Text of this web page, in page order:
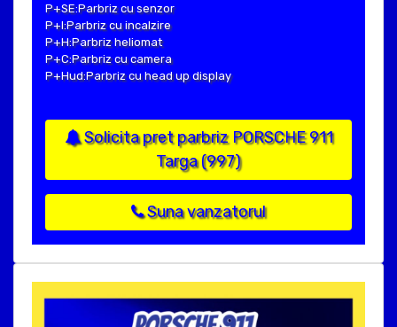
P+SE:Parbriz cu senzor
P+I:Parbriz cu incalzire
P+H:Parbriz heliomat
P+C:Parbriz cu camera
P+Hud:Parbriz cu head up display
Solicita pret parbriz PORSCHE 911
Targa (997)
Suna vanzatorul